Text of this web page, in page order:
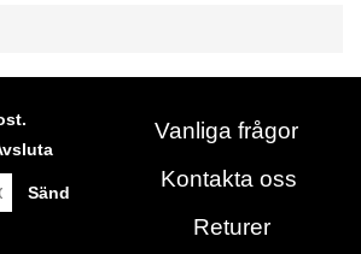
Vanliga frågor
Kontakta oss
Returer